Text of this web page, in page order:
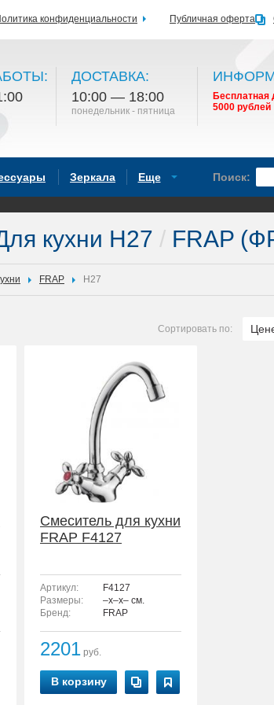
ДОСТАВКА:
10:00 — 18:00
понедельник - пятница
Бесплатная
5000 рублей
Зеркала Еще Поиск:
кухни H27 / FRAP
FRAP H27
Сортировать по:
Смеситель для кухни
FRAP F4127
Артикул:
F4127
Размеры:
–x–x– см.
Бренд:
FRAP
2201 руб.
В корзину
конфиденциальности Публичная оферта